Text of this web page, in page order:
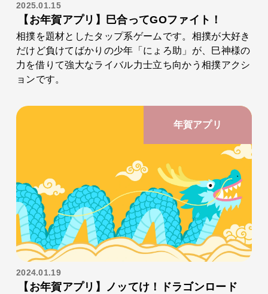
2025.01.15
【お年賀アプリ】巳合ってGOファイト！
相撲を題材としたタップ系ゲームです。相撲が大好き
だけど負けてばかりの少年「にょろ助」が、巳神様の
力を借りて強大なライバル力士立ち向かう相撲アクシ
ョンです。
年賀アプリ
2024.01.19
【お年賀アプリ】ノッてけ！ドラゴンロード